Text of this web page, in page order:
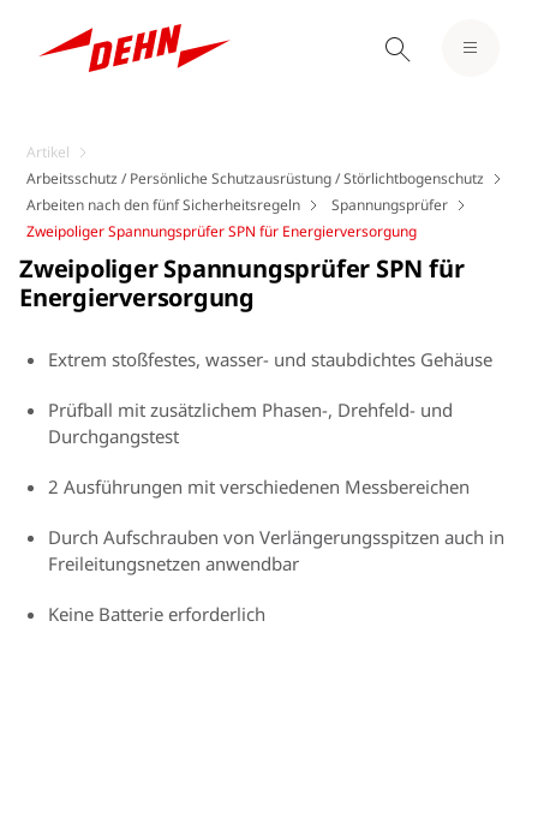
Artikel
Arbeitsschutz / Persönliche Schutzausrüstung / Störlichtbogenschutz
Arbeiten nach den fünf Sicherheitsregeln
Spannungsprüfer
Zweipoliger Spannungsprüfer SPN für Energierversorgung
Zweipoliger Spannungsprüfer SPN für
Energierversorgung
Extrem stoßfestes, wasser- und staubdichtes Gehäuse
Prüfball mit zusätzlichem Phasen-, Drehfeld- und
Durchgangstest
2 Ausführungen mit verschiedenen Messbereichen
Durch Aufschrauben von Verlängerungsspitzen auch in
Freileitungsnetzen anwendbar
Keine Batterie erforderlich